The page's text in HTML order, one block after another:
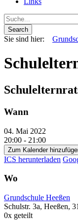
Sie sind hier:
Wann
04. Mai 2022
20:00 - 21:00
Zum Kalender
ICS herunterladen
Wo
Grundschule Heeßen
Schulstr. 3a, Heeßen,
0x geteilt